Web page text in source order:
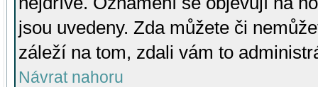
jsou uvedeny. Zda můžete či
záleží na tom, zdali vám to
Návrat nahoru